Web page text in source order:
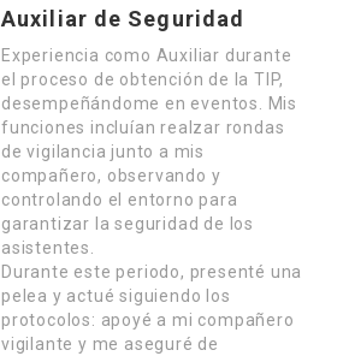
Auxiliar de Seguridad
Experiencia como Auxiliar durante
el proceso de obtención de la TIP,
desempeñándome en eventos. Mis
funciones incluían realzar rondas
de vigilancia junto a mis
compañero, observando y
controlando el entorno para
garantizar la seguridad de los
asistentes.
Durante este periodo, presenté una
pelea y actué siguiendo los
protocolos: apoyé a mi compañero
vigilante y me aseguré de